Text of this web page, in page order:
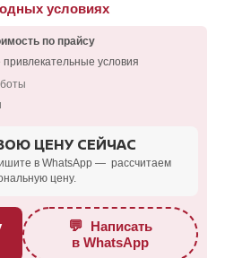
условиях
по прайсу
условия
ЦЕНУ СЕЙЧАС
в WhatsApp — рассчитаем
цену.
💬 Написать
в WhatsApp